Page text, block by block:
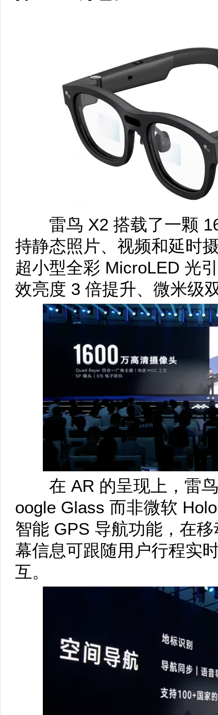
雷鸟 X2 搭载了一颗 16
持静态照片、视频和延时
超小型全彩 MicroLED 光
效亮度 3 倍提升、微米级
在 AR 的呈现上，雷鸟
oogle Glass 而非微软
智能 GPS 导航功能，在
幕信息可跟随用户行程实
互。